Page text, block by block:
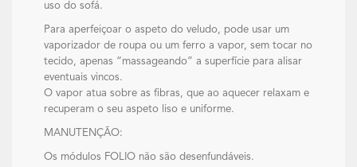
uso do sofá.
Para aperfeiçoar o aspeto do veludo, pode usar um
vaporizador de roupa ou um ferro a vapor, sem tocar no
tecido, apenas “massageando” a superfície para alisar
eventuais vincos.
O vapor atua sobre as fibras, que ao aquecer relaxam e
recuperam o seu aspeto liso e uniforme.
MANUTENÇÃO:
Os módulos FOLIO não são desenfundáveis.